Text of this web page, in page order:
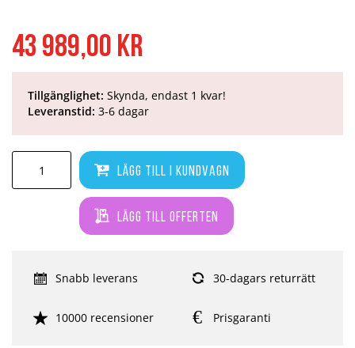
43 989,00 kr
Lägg till i kundvagn
Lägg till offerten
Tillgänglighet: Skynda, endast 1 kvar!
Leveranstid: 3-6 dagar
Snabb leverans 30-dagars returrätt
10000 recensioner Prisgaranti